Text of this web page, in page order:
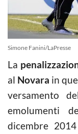
Simone Fanini/LaPresse
La
al Novara in
versamento
emolumenti
dicembre